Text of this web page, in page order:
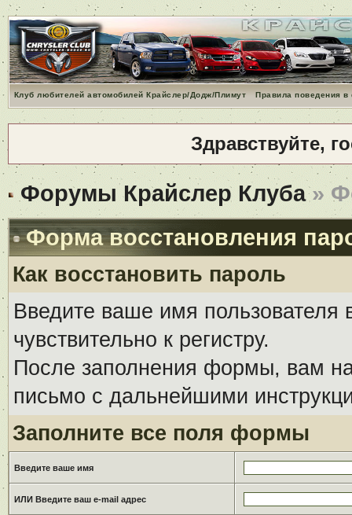
Клуб любителей автомобилей Крайслер/Додж/Плимут Правила поведения
Здравствуйте,
Форумы Крайслер Клуба»
Форма восстановления
Как восстановить пароль
Введите ваше имя
чувствительно к регистру.
После заполнения формы, вам на
письмо с дальнейшими
Заполните все поля формы
Введите ваше имя
ИЛИ Введите ваш e-mail адрес